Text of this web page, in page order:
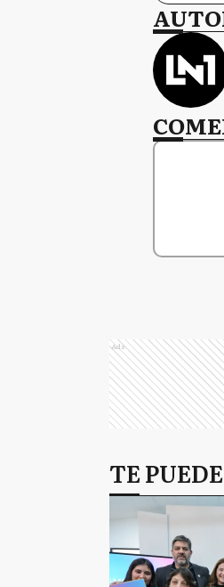
Ads
TE